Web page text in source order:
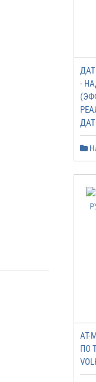
-
AT-
ПО